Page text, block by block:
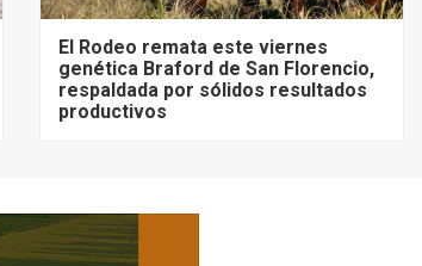
El Rodeo remata este viernes
genética Braford de San Florencio,
respaldada por sólidos resultados
productivos